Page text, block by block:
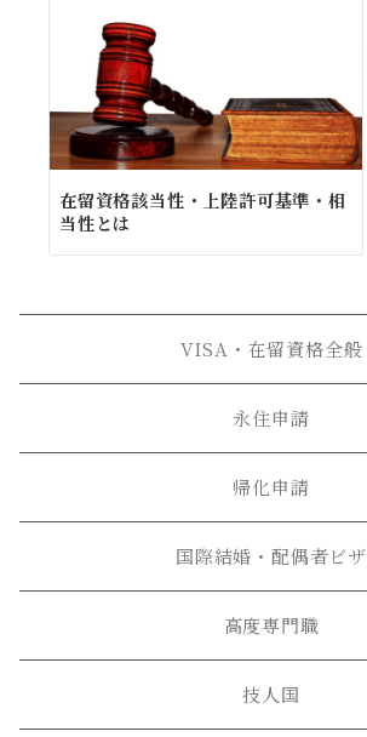
在留資格該当性・上陸許可基準・相
当性とは
VISA・在留資格全般
永住申請
帰化申請
国際結婚・配偶者ビザ
高度専門職
技人国